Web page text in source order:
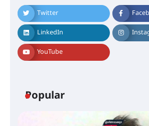
Twitter
LinkedIn
YouTube
Popular
എം.ജി.
ഇംഗ്ളീഷ്
ഡോക്ടറേറ്റ്
വെള്ളിയാഴ്ച